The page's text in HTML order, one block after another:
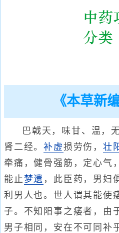
《本草新
巴戟天，味甘、温，
肾二经。补虚损劳伤，壮
牵痛，健骨强筋，定心气
能止梦遗 ，此臣药，男妇
利男人也。世人谓其能使
子。不知阳事之痿者，由
男子相同，安在不可同补